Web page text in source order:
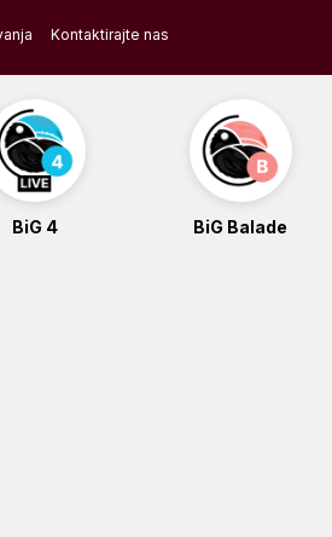
Kontaktirajte nas
BiG 4 BiG Balade